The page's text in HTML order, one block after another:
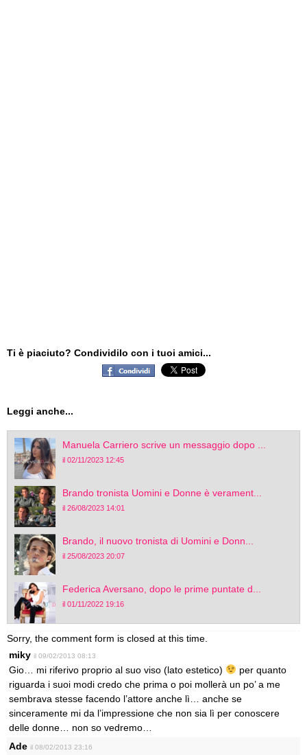
Ti è piaciuto? Condividilo con i tuoi amici...
Leggi anche...
Manuela Carriero scrive un messaggio dopo ...
il 02/11/2023 12:45
Brando tronista Uomini e Donne è verament...
il 26/08/2023 14:01
Brando, il nuovo tronista di Uomini e Donn...
il 25/08/2023 20:07
Federica Aversano, dopo le prime puntate d...
il 01/11/2022 19:16
Sorry, the comment form is closed at this time.
miky il 09/02/2013 08:13
Gio… mi riferivo proprio al suo viso (lato estetico)
per quanto
riguarda i suoi modi credo che prima o poi mollerà un po’ a me
sembrava stesse facendo l’attore anche lì… anche se
sinceramente mi da l’impressione che non sia lì per conoscere
delle donne… non so vedremo…
Ade il 08/02/2013 23:16